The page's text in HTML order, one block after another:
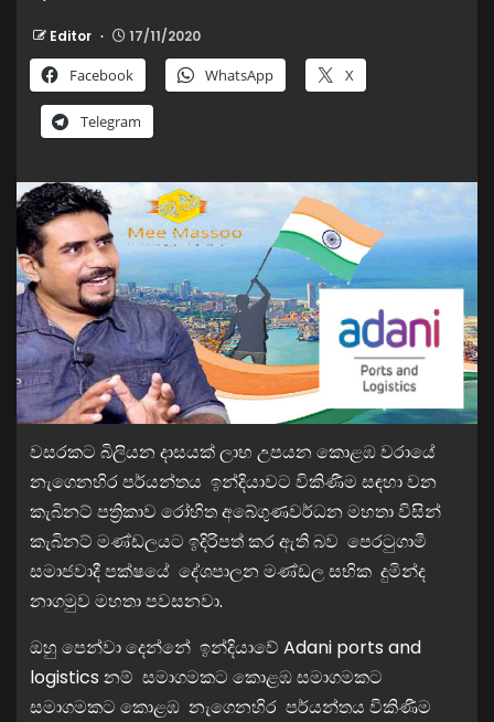
Editor 17/11/2020
Facebook WhatsApp X
Telegram
වසරකට බිලියන දාසයක් ලාභ උපයන කොළඹ වරායේ
නැගෙනහිර පර්යන්තය ඉන්දියාවට විකිණීම සඳහා වන
කැබිනට් පත්‍රිකාව රෝහිත අබේගුණවර්ධන මහතා විසින්
කැබිනට් මණ්ඩලයට ඉදිරිපත් කර ඇති බව පෙරටුගාමී
සමාජවාදී පක්ෂයේ දේශපාලන මණ්ඩල සභික දුමින්ද
නාගමුව මහතා පවසනවා.
ඔහු පෙන්වා දෙන්නේ ඉන්දියාවේ Adani ports and
logistics නම් සමාගමකට කොළඹ සමාගමකට
සමාගමකට කොළඹ නැගෙනහිර පර්යන්තය විකිණීම